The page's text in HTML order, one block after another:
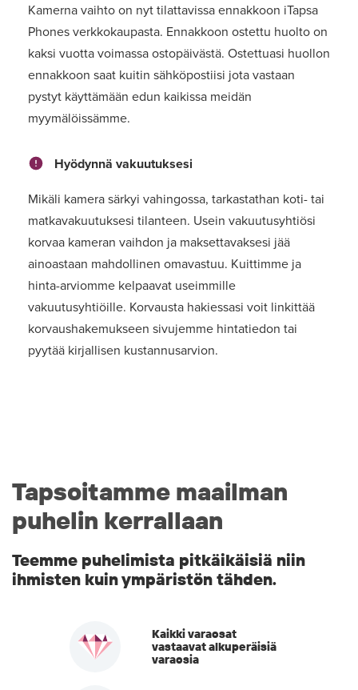
Kamerna vaihto on nyt tilattavissa ennakkoon iTapsa
Phones verkkokaupasta. Ennakkoon ostettu huolto on
kaksi vuotta voimassa ostopäivästä. Ostettuasi huollon
ennakkoon saat kuitin sähköpostiisi jota vastaan
pystyt käyttämään edun kaikissa meidän
myymälöissämme.
Hyödynnä vakuutuksesi
Mikäli kamera särkyi vahingossa, tarkastathan koti- tai
matkavakuutuksesi tilanteen. Usein vakuutusyhtiösi
korvaa kameran vaihdon ja maksettavaksesi jää
ainoastaan mahdollinen omavastuu. Kuittimme ja
hinta-arviomme kelpaavat useimmille
vakuutusyhtiöille. Korvausta hakiessasi voit linkittää
korvaushakemukseen sivujemme hintatiedon tai
pyytää kirjallisen kustannusarvion.
Tapsoitamme maailman
puhelin kerrallaan
Teemme puhelimista pitkäikäisiä niin
ihmisten kuin ympäristön tähden.
Kaikki varaosat
vastaavat alkuperäisiä
varaosia